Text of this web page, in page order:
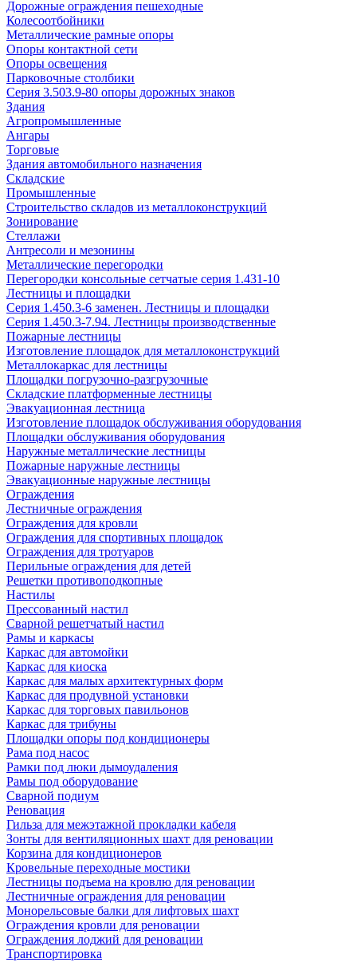
Дорожные ограждения пешеходные
Колесоотбойники
Металлические рамные опоры
Опоры контактной сети
Опоры освещения
Парковочные столбики
Серия 3.503.9-80 опоры дорожных знаков
Здания
Агропромышленные
Ангары
Торговые
Здания автомобильного назначения
Складские
Промышленные
Строительство складов из металлоконструкций
Зонирование
Стеллажи
Антресоли и мезонины
Металлические перегородки
Перегородки консольные сетчатые серия 1.431-10
Лестницы и площадки
Серия 1.450.3-6 заменен. Лестницы и площадки
Серия 1.450.3-7.94. Лестницы производственные
Пожарные лестницы
Изготовление площадок для металлоконструкций
Металлокаркас для лестницы
Площадки погрузочно-разгрузочные
Складские платформенные лестницы
Эвакуационная лестница
Изготовление площадок обслуживания оборудования
Площадки обслуживания оборудования
Наружные металлические лестницы
Пожарные наружные лестницы
Эвакуационные наружные лестницы
Ограждения
Лестничные ограждения
Ограждения для кровли
Ограждения для спортивных площадок
Ограждения для тротуаров
Перильные ограждения для детей
Решетки противоподкопные
Настилы
Прессованный настил
Сварной решетчатый настил
Рамы и каркасы
Каркас для автомойки
Каркас для киоска
Каркас для малых архитектурных форм
Каркас для продувной установки
Каркас для торговых павильонов
Каркас для трибуны
Площадки опоры под кондиционеры
Рама под насос
Рамки под люки дымоудаления
Рамы под оборудование
Сварной подиум
Реновация
Гильза для межэтажной прокладки кабеля
Зонты для вентиляционных шахт для реновации
Корзина для кондиционеров
Кровельные переходные мостики
Лестницы подъема на кровлю для реновации
Лестничные ограждения для реновации
Монорельсовые балки для лифтовых шахт
Ограждения кровли для реновации
Ограждения лоджий для реновации
Транспортировка